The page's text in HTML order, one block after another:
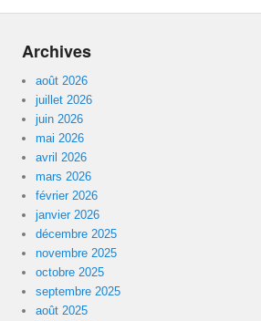
Archives
août 2026
juillet 2026
juin 2026
mai 2026
avril 2026
mars 2026
février 2026
janvier 2026
décembre 2025
novembre 2025
octobre 2025
septembre 2025
août 2025